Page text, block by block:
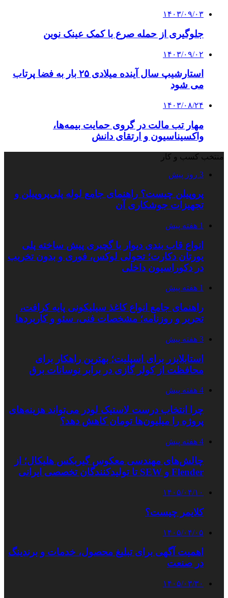
۱۴۰۳/۰۹/۰۳
جلوگیری از حمله صرع با کمک عینک نوین
۱۴۰۳/۰۹/۰۲
استارشیپ سال آینده میلادی ۲۵ بار به فضا پرتاب
می شود
۱۴۰۳/۰۸/۲۴
مهار تب مالت در گروی حمایت بیمه‌ها،
واکسیناسیون و ارتقای دانش
منتخب کسب و کار
3 روز پیش
پروپیلن چیست؟ راهنمای جامع لوله پلی‌پروپیلن و
تجهیزات جوشکاری آن
1 هفته پیش
انواع قاب بندی دیوار با گچبری پیش ساخته پلی
یورتان دکارت؛ تحولی لوکس، فوری و بدون تخریب
در دکوراسیون داخلی
1 هفته پیش
راهنمای جامع انواع کاغذ سیلیکونی پایه کرافت،
تحریر و روزنامه؛ مشخصات فنی، سئو و کاربردها
3 هفته پیش
استابلایزر برای اسپلیت؛ بهترین راهکار برای
محافظت از کولر گازی در برابر نوسانات برق
4 هفته پیش
چرا انتخاب درست لاستیک لودر می‌تواند هزینه‌های
پروژه را میلیون‌ها تومان کاهش دهد؟
4 هفته پیش
چالش‌های مهندسی معکوس گیربکس هلیکال؛ از
Flender و SEW تا تولیدکنندگان تخصصی ایرانی
۱۴۰۵/۰۴/۱۰
کلایمر چیست؟
۱۴۰۵/۰۴/۰۵
اهمیت آگهی برای تبلیغ محصول، خدمات و برندینگ
در صنعت
۱۴۰۵/۰۳/۳۰